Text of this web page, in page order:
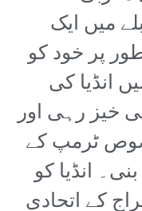
میں ایک
پر خود کو
انڈیا کی
خیز رہی اور
ٹرمپ کے
انڈیا کو
کے اتحادی